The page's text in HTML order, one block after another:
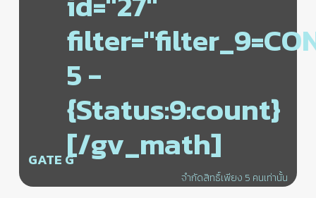
5 -
{Status:9:count}
[/gv_math]
GATE G
จำกัดสิทธิ์เพียง 5 คนเท่านั้น